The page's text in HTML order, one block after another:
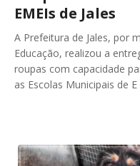
EMEIs de Jales
A Prefeitura de Jales, por
Educação, realizou a
roupas com capacidade
as Escolas Municipais de E